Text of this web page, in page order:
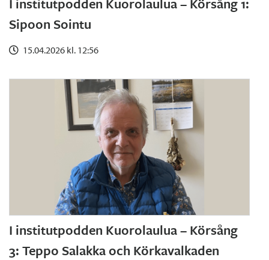
Sipoon Sointu
15.04.2026 kl. 12:56
I institutpodden Kuorolaulua – Körsång
3: Teppo Salakka och Körkavalkaden